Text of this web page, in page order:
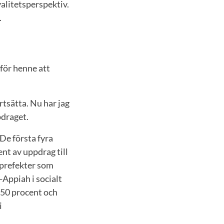
henne att
Nu har jag
första fyra
av uppdrag till
som
i socialt
procent och